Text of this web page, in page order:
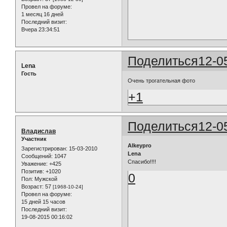
Провел на форуме:
1 месяц 16 дней
Последний визит:
Вчера 23:34:51
Поделиться12-
Lena
Гость
Очень трогательная фото
+1
Поделиться12-
Владислав
Участник
Зарегистрирован: 15-03-2010
Сообщений: 1047
Уважение: +425
Позитив: +1020
Пол: Мужской
Возраст: 57 [1968-10-24]
Провел на форуме:
15 дней 15 часов
Последний визит:
19-08-2015 00:16:02
Alkeypro
Lena
Спасибо!!!!
0